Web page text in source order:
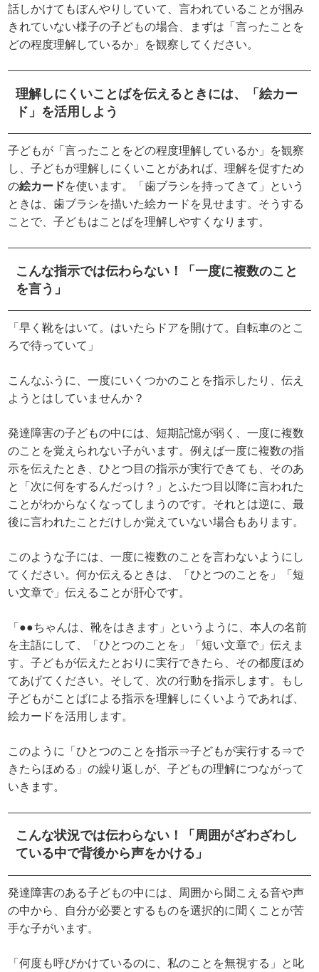
話しかけてもぼんやりしていて、言われていることが掴み
きれていない様子の子どもの場合、まずは「言ったことを
どの程度理解しているか」を観察してください。
理解しにくいことばを伝えるときには、「絵カー
ド」を活用しよう
子どもが「言ったことをどの程度理解しているか」を観察
し、子どもが理解しにくいことがあれば、理解を促すため
の絵カードを使います。「歯ブラシを持ってきて」という
ときは、歯ブラシを描いた絵カードを見せます。そうする
ことで、子どもはことばを理解しやすくなります。
こんな指示では伝わらない！「一度に複数のこと
を言う」
「早く靴をはいて。はいたらドアを開けて。自転車のとこ
ろで待っていて」
こんなふうに、一度にいくつかのことを指示したり、伝え
ようとはしていませんか？
発達障害の子どもの中には、短期記憶が弱く、一度に複数
のことを覚えられない子がいます。例えば一度に複数の指
示を伝えたとき、ひとつ目の指示が実行できても、そのあ
と「次に何をするんだっけ？」とふたつ目以降に言われた
ことがわからなくなってしまうのです。それとは逆に、最
後に言われたことだけしか覚えていない場合もあります。
このような子には、一度に複数のことを言わないようにし
てください。何か伝えるときは、「ひとつのことを」「短
い文章で」伝えることが肝心です。
「●●ちゃんは、靴をはきます」というように、本人の名前
を主語にして、「ひとつのことを」「短い文章で」伝えま
す。子どもが伝えたとおりに実行できたら、その都度ほめ
てあげてください。そして、次の行動を指示します。もし
子どもがことばによる指示を理解しにくいようであれば、
絵カードを活用します。
このように「ひとつのことを指示⇒子どもが実行する⇒で
きたらほめる」の繰り返しが、子どもの理解につながって
いきます。
こんな状況では伝わらない！「周囲がざわざわし
ている中で背後から声をかける」
発達障害のある子どもの中には、周囲から聞こえる音や声
の中から、自分が必要とするものを選択的に聞くことが苦
手な子がいます。
「何度も呼びかけているのに、私のことを無視する」と叱